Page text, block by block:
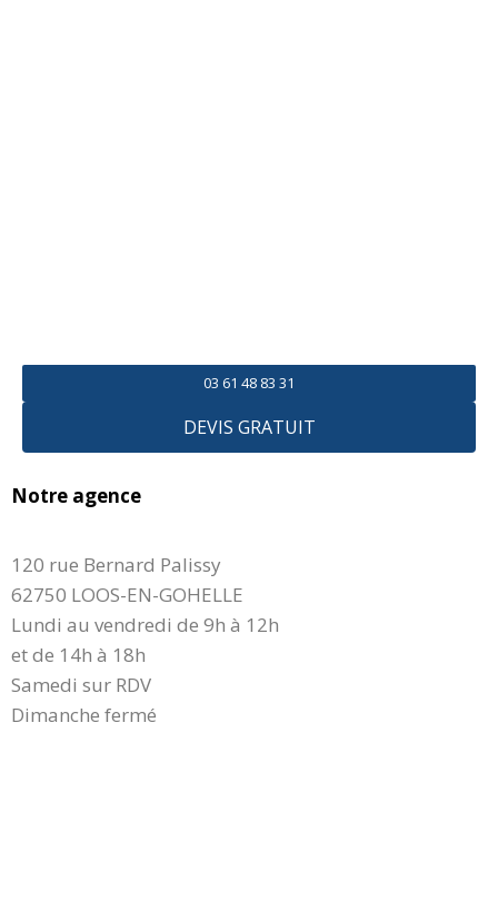
03 61 48 83 31
DEVIS GRATUIT
Notre agence
120 rue Bernard Palissy
62750 LOOS-EN-GOHELLE
Lundi au vendredi de 9h à 12h
et de 14h à 18h
Samedi sur RDV
Dimanche fermé